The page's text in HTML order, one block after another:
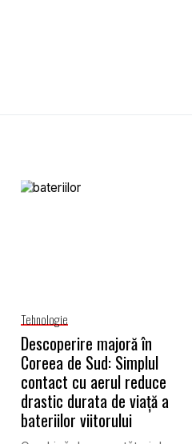
Tehnologie
Descoperire majoră în
Coreea de Sud: Simplul
contact cu aerul reduce
drastic durata de viață a
bateriilor viitorului